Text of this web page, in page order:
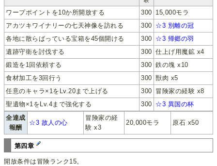
ワープポイントを10か所開放する 300 15,000モラ
アカツキワイナリーの七天神像を訪れる
300 ☆3 別離の冠
各地に散らばっている宝箱を45個開ける
300 ☆3 帰郷の羽
遺跡守衛を討伐する
300 仕上げ用魔鉱 x4
鍛造を1回依頼する
300 鉄の塊 x10
食材加工を3回行う
300 獣肉 x5
任意のキャラ×1をLv.20まで上げる
300 冒険家の経験 x8
聖遺物×1をLv.4まで強化する
300 ☆3 異国の杯
全達成
報酬
☆3 故人の心
冒険家の経
験 x3
20,000モラ 原石 x50
第四章
開放条件は冒険ランク15。